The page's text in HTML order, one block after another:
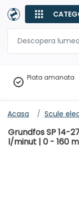
Plata amanata
Acasa Scule
Grundfos SP 14-
l/minut | 0 - 160